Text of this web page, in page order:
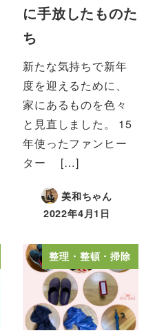
に手放したものた
ち
新たな気持ちで新年
度を迎えるために、
家にあるものを色々
と見直しました。 15
年使ったファンヒー
ター […]
美和ちゃん
2022年4月1日
整理・整頓・掃除